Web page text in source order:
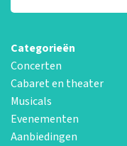
Categorieën
Concerten
Cabaret en theater
Musicals
Evenementen
Aanbiedingen